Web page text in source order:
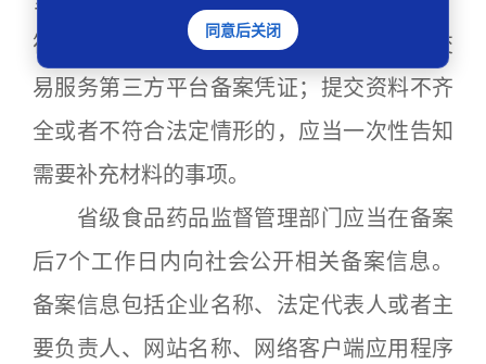
符合规定的予以备案，发给医疗器械网络交
易服务第三方平台备案凭证；提交资料不齐
全或者不符合法定情形的，应当一次性告知
需要补充材料的事项。
省级食品药品监督管理部门应当在备案
后7个工作日内向社会公开相关备案信息。
备案信息包括企业名称、法定代表人或者主
要负责人、网站名称、网络客户端应用程序
同意后关闭